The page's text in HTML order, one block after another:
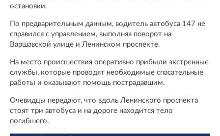
остановки.
По предварительным данным, водитель автобуса 147 не
справился с управлением, выполняя поворот на
Варшавской улице и Ленинском проспекте.
На место происшествия оперативно прибыли экстренные
службы, которые проводят необходимые спасательные
работы и оказывают помощь пострадавшим.
Очевидцы передают, что вдоль Ленинского проспекта
стоят три автобуса и на дороге находится тело
погибшего.